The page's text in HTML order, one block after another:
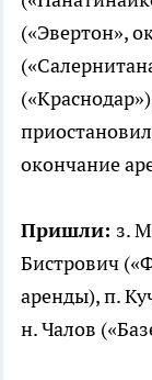
(«Эвертон»,
окончание
Пришли: з.
Бистрович
аренды), п.
н. Чалов